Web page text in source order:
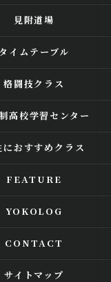
見附道場
タイムテーブル
格闘技クラス
高校学習センター
におすすめクラス
FEATURE
YOKOLOG
CONTACT
サイトマップ